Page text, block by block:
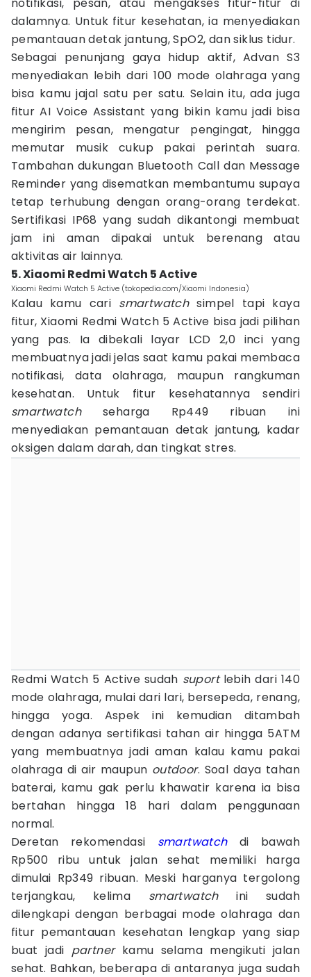
dalamnya. Untuk fitur kesehatan, ia menyediakan
pemantauan detak jantung, SpO2, dan siklus tidur.
Sebagai penunjang gaya hidup aktif, Advan S3
menyediakan lebih dari 100 mode olahraga yang
bisa kamu jajal satu per satu. Selain itu, ada juga
fitur AI Voice Assistant yang bikin kamu jadi bisa
mengirim pesan, mengatur pengingat, hingga
memutar musik cukup pakai perintah suara.
Tambahan dukungan Bluetooth Call dan Message
Reminder yang disematkan membantumu supaya
tetap terhubung dengan orang-orang terdekat.
Sertifikasi IP68 yang sudah dikantongi membuat
jam ini aman dipakai untuk berenang atau
aktivitas air lainnya.
5. Xiaomi Redmi Watch 5 Active
Xiaomi Redmi Watch 5 Active (tokopedia.com/Xiaomi Indonesia)
Kalau kamu cari smartwatchsimpel tapi kaya
fitur, Xiaomi Redmi Watch 5 Active bisa jadi pilihan
yang pas. Ia dibekali layar LCD 2,0 inci yang
membuatnya jadi jelas saat kamu pakai membaca
notifikasi, data olahraga, maupun rangkuman
kesehatan. Untuk fitur kesehatannya sendiri
smartwatch seharga Rp449 ribuan ini
menyediakan pemantauan detak jantung, kadar
oksigen dalam darah, dan tingkat stres.
Redmi Watch 5 Active sudah suport lebih dari 140
mode olahraga, mulai dari lari, bersepeda, renang,
hingga yoga. Aspek ini kemudian ditambah
dengan adanya sertifikasi tahan air hingga 5ATM
yang membuatnya jadi aman kalau kamu pakai
olahraga di air maupun outdoor. Soal daya tahan
baterai, kamu gak perlu khawatir karena ia bisa
bertahan hingga 18 hari dalam penggunaan
normal.
Deretan rekomendasi smartwatch
di bawah
Rp500 ribu untuk jalan sehat memiliki harga
dimulai Rp349 ribuan. Meski harganya tergolong
terjangkau, kelima smartwatchini sudah
dilengkapi dengan berbagai mode olahraga dan
fitur pemantauan kesehatan lengkap yang siap
buat jadi partner kamu selama mengikuti jalan
sehat. Bahkan, beberapa di antaranya juga sudah